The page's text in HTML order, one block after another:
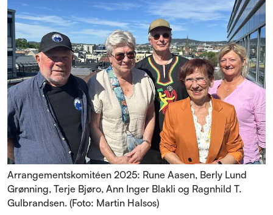
Arrangementskomitéen 2025: Rune Aasen, Berly Lund
Grønning, Terje Bjøro, Ann Inger Blakli og Ragnhild T.
Gulbrandsen. (Foto: Martin Halsos)